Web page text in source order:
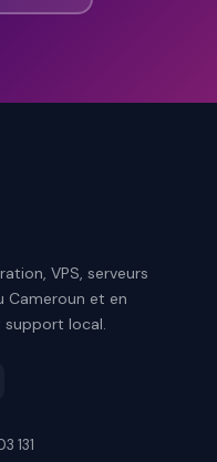
VPS, serveurs
Cameroun et en
support local.
131